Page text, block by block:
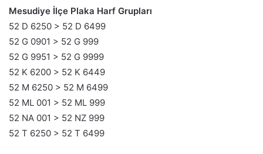
Mesudiye İlçe Plaka Harf Grupları
52 D 6250 > 52 D 6499
52 G 0901 > 52 G 999
52 G 9951 > 52 G 9999
52 K 6200 > 52 K 6449
52 M 6250 > 52 M 6499
52 ML 001 > 52 ML 999
52 NA 001 > 52 NZ 999
52 T 6250 > 52 T 6499